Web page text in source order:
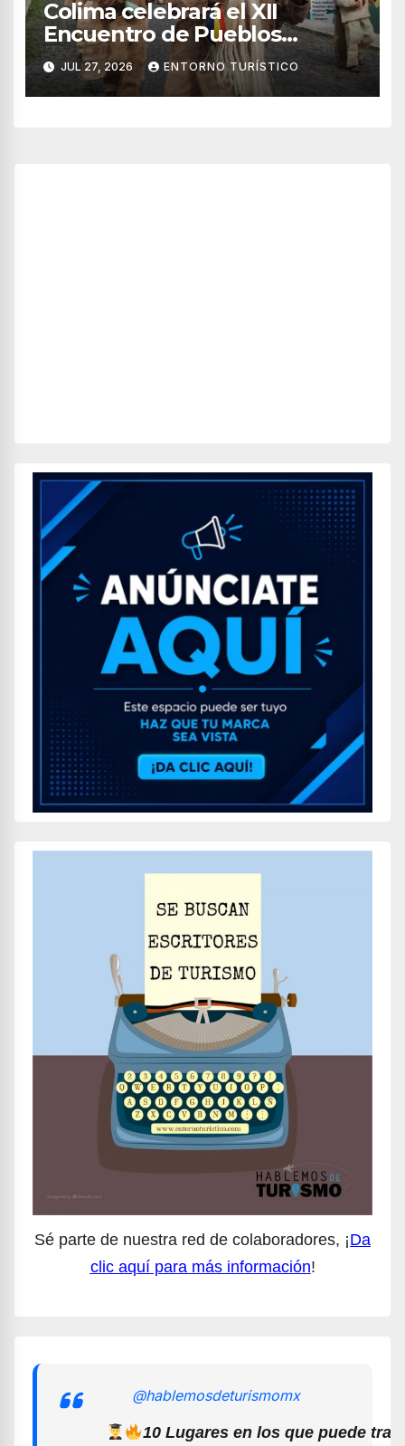
Colima celebrará el XII
Encuentro de Pueblos
Originarios Tonelhuayo 2026
JUL 27, 2026 ENTORNO TURÍSTICO
Sé parte de nuestra red de colaboradores, ¡Da
clic aquí para más información!
@hablemosdeturismomx
10 Lugares en los que puede